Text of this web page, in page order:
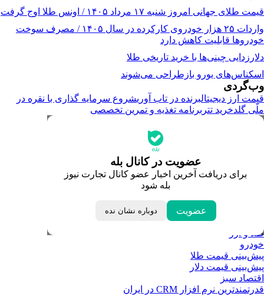
قیمت طلای جهانی امروز شنبه ۱۷ مرداد ۱۴۰۵ / اونس طلا اوج گرفت
واردات ۲۵ هزار خودروی کارکرده در سال ۱۴۰۵ / مصرف سوخت
خودرو‌ها قابلیت کاهش دارد
دلارزدایی چینی‌ها با خرید تاریخی طلا
اسکناس‌های یورو بازطراحی می‌شوند
وب‌گردی
قیمت ارز دیجیتالبرنده در تاب آوریشروع سرمایه گذاری با نقره در
ملّی گلدخرید تتر برنامه تغذیه و تمرین تخصصی
عضویت در کانال بله
برای دریافت آخرین اخبار عضو کانال تجارت نیوز
بله شود
عضویت دوباره نشان نده
جدیدترین قیمت‌ها
قیمت درهم امارات
لحظه تحویل سال
داغ‌ترین‌های اقتصادی
طلا و ارز
خودرو
پیش‌بینی قیمت طلا
پیش‌بینی قیمت دلار
اقتصاد سبز
قدرتمندترین نرم‌ افزار CRM در ایران